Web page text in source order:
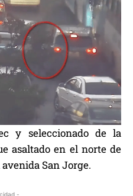
y seleccionado de la
asaltado en el norte de
San Jorge.
-